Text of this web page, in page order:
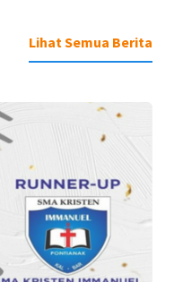
Lihat Semua Berita